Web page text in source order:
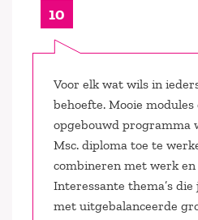
10
Voor elk wat wils in
behoefte. Mooie
opgebouwd programma
Msc. diploma toe te
combineren met werk
Interessante thema’s
met uitgebalanceerde